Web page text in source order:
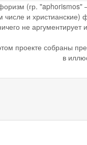
(гр. "aphorismos"
числе и
не
проекте собраны
в